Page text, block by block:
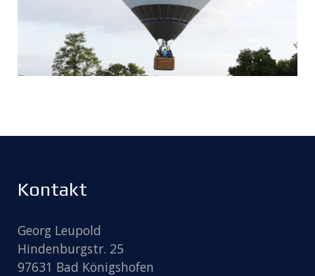
Kontakt
Georg Leupold
Hindenburgstr. 25
97631 Bad Königshofen